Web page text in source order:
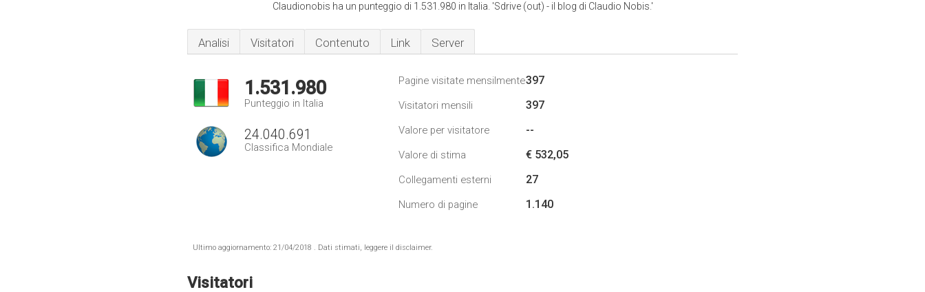
Claudionobis ha un punteggio di 1.531.980 in Italia. 'Sdrive (out) - il blog di Claudio Nobis.'
Analisi Visitatori Contenuto Link Server
1.531.980
Punteggio in Italia
24.040.691
Classifica Mondiale
Pagine visitate mensilmente397
Visitatori mensili 397
Valore per visitatore --
Valore di stima € 532,05
Collegamenti esterni 27
Numero di pagine 1.140
Ultimo aggiornamento: 21/04/2018 . Dati stimati, leggere il disclaimer.
Visitatori